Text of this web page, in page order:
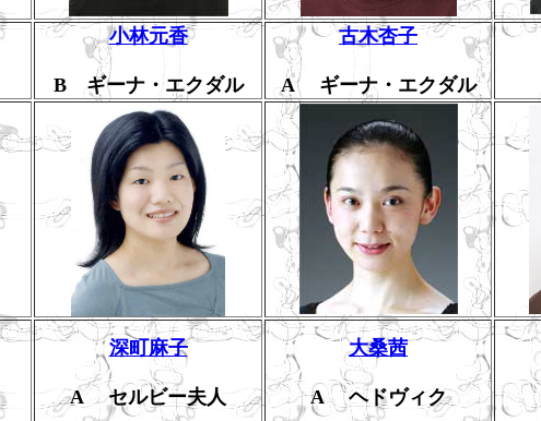
小林元香
B ギーナ・エクダル
古木杏子
A ギーナ・エクダル
深町麻子
A セルビー夫人
大桑茜
A ヘドヴィク